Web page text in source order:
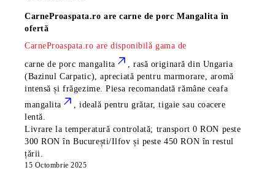
CarneProaspata.ro arecarne de porc Mangalita în
ofertă
CarneProaspata.ro are disponibilă gama de
carne de porc mangalita
, rasă originară din Ungaria
(Bazinul Carpatic), apreciată pentru marmorare, aromă
intensă și frăgezime. Piesa recomandată rămâneceafa
mangalita
, ideală pentru grătar, tigaie sau coacere
lentă.
Livrare la temperatură controlată; transport 0 RON peste
300 RON în București/Ilfov și peste 450 RON în restul
țării.
15 Octombrie 2025